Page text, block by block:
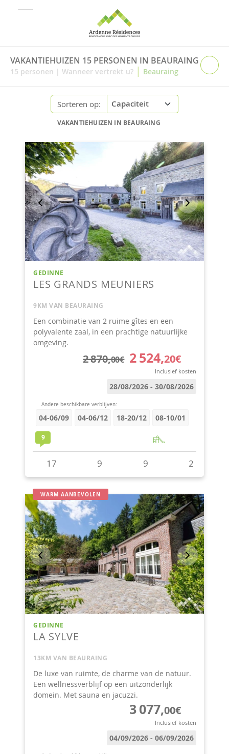
VAKANTIEHUIZEN 15 PERSONEN IN BEAURAING
15 personen | Wanneer vertrekt u? | Beauraing
Sorteren op:
VAKANTIEHUIZEN IN BEAURAING